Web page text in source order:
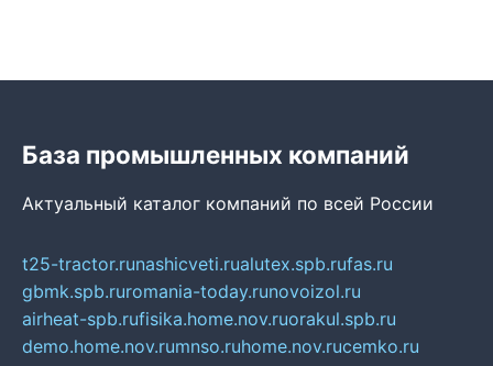
База промышленных компаний
Актуальный каталог компаний по всей России
t25-tractor.runashicveti.rualutex.spb.rufas.ru
gbmk.spb.ruromania-today.runovoizol.ru
airheat-spb.rufisika.home.nov.ruorakul.spb.ru
demo.home.nov.rumnso.ruhome.nov.rucemko.ru